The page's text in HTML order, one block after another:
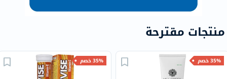
منتجات مقترحة
35% خصم 35% خصم